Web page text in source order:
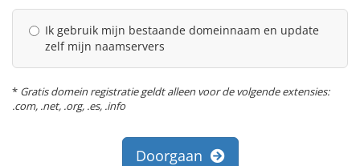
Ik gebruik mijn bestaande domeinnaam en update
zelf mijn naamservers
* Gratis domein registratie geldt alleen voor de volgende extensies:
.com, .net, .org, .es, .info
Doorgaan